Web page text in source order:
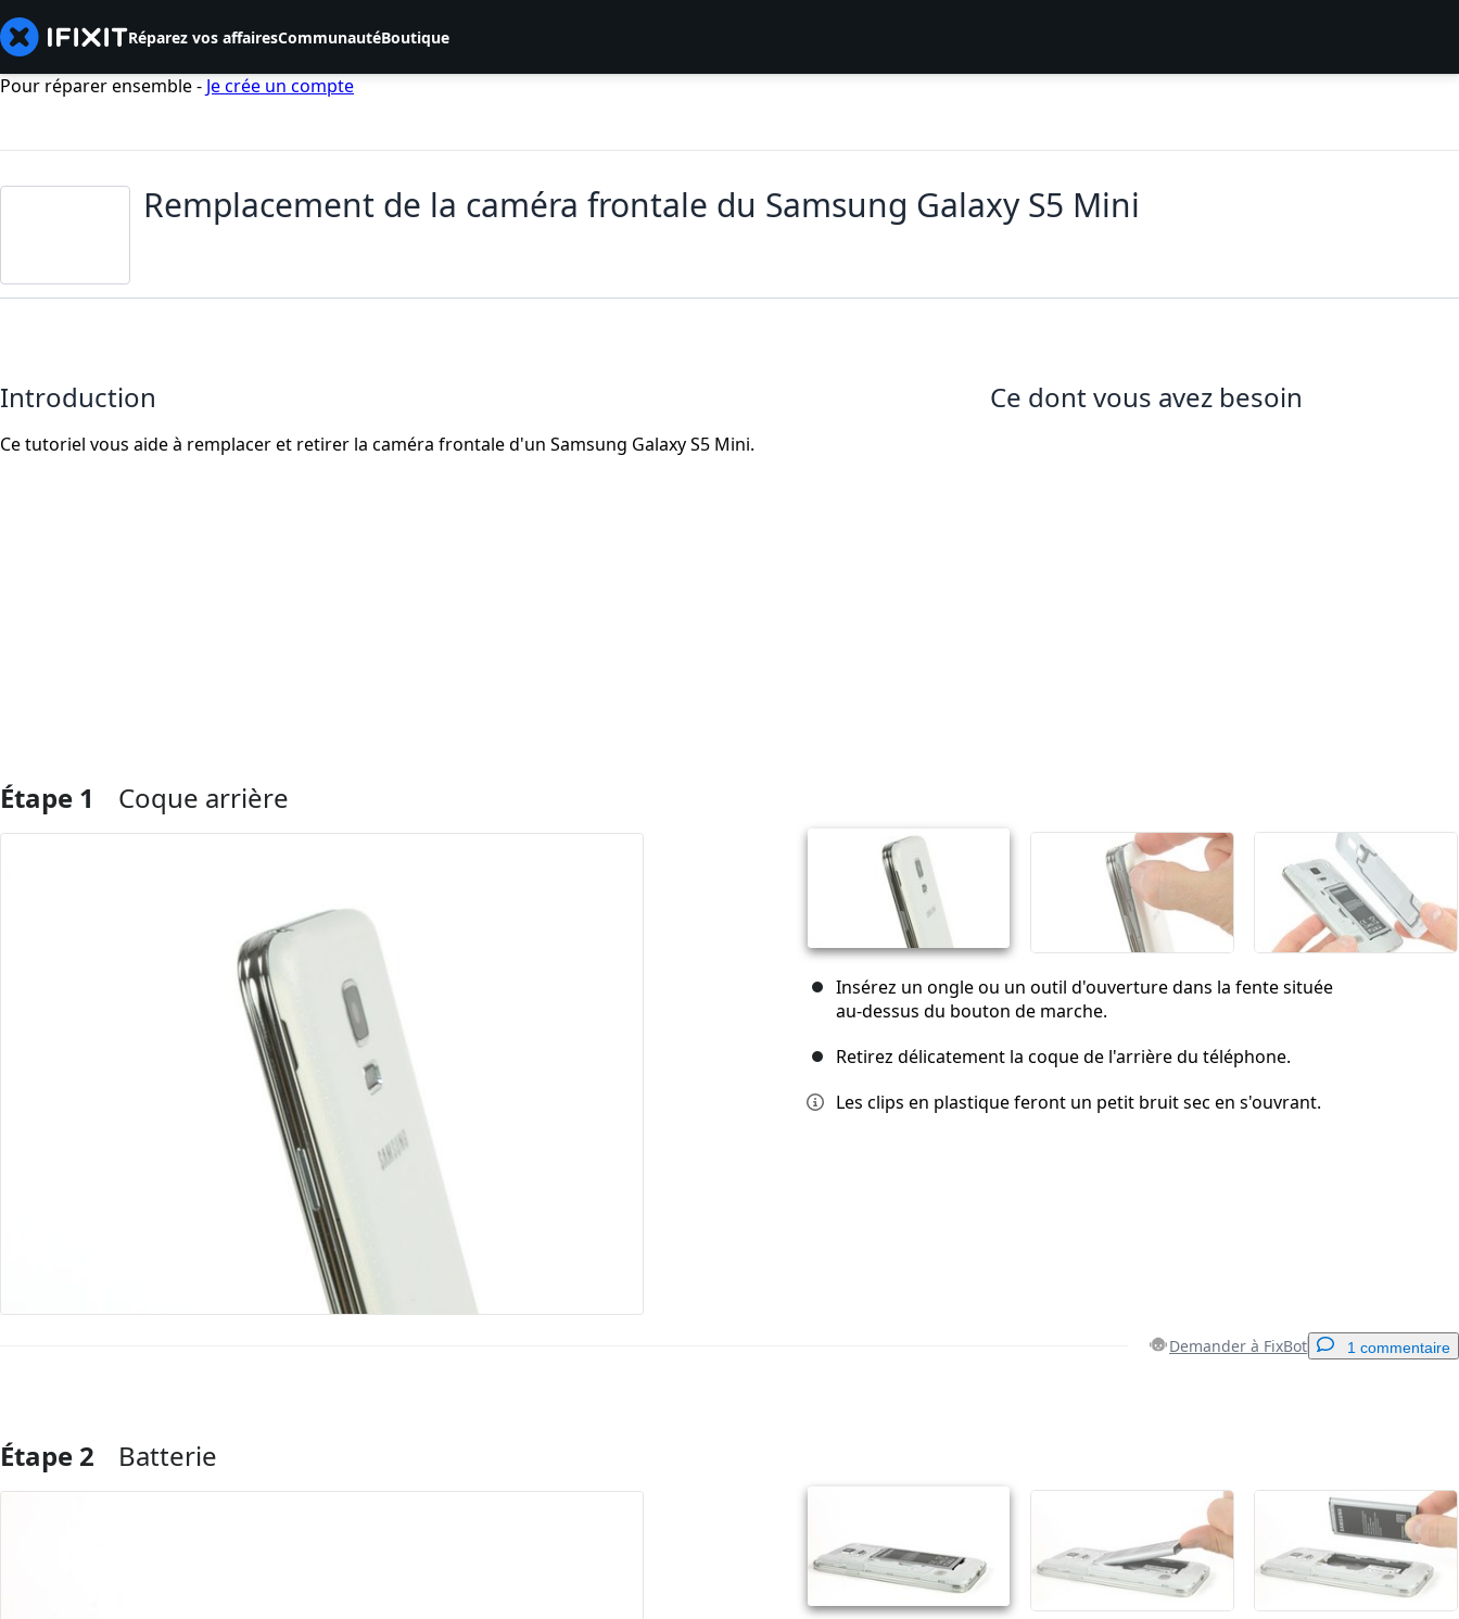
Réparez vos affairesCommunautéBoutique
Pour réparer ensemble - Je crée un compte
Remplacement de la caméra frontale du Samsung Galaxy S5 Mini
Introduction
Ce tutoriel vous aide à remplacer et retirer la caméra frontale d'un Samsung Galaxy S5 Mini.
Ce dont vous avez besoin
Étape 1 Coque arrière
Insérez un ongle ou un outil d'ouverture dans la fente située
au-dessus du bouton de marche.
Retirez délicatement la coque de l'arrière du téléphone.
Les clips en plastique feront un petit bruit sec en s'ouvrant.
Demander à FixBot 1 commentaire
Ajouter un commentaire
Annuler Publier un commentaire
Étape 2 Batterie